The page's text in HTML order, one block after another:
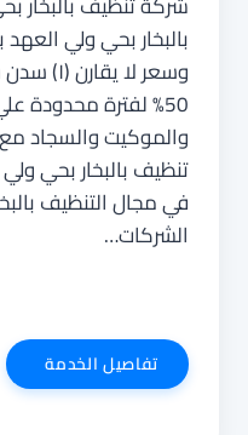
بالبخار بحي ولي
وسعر لا
50% لفترة
والموكيت والسجاد
تنظيف بالبخار بحي
في مجال التنظيف
الشركات…
تفاصيل الخدمةشركة
تنظيف